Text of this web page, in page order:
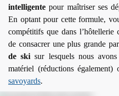
intelligente pour maîtriser ses
En optant pour cette formule,
compétitifs que dans l’hôtellerie
de consacrer une plus grande
de ski sur lesquels nous
matériel (réductions également)
savoyards.